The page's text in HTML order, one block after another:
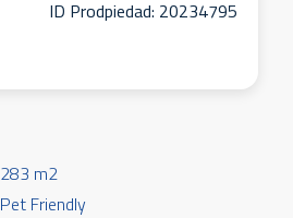
ID Prodpiedad: 20234795
283 m2
Pet Friendly